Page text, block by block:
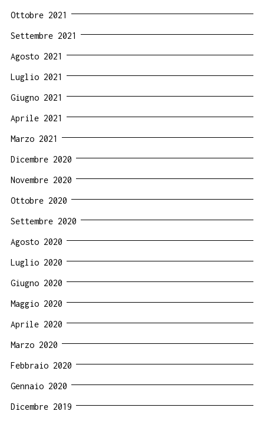
Ottobre 2021
Settembre 2021
Agosto 2021
Luglio 2021
Giugno 2021
Aprile 2021
Marzo 2021
Dicembre 2020
Novembre 2020
Ottobre 2020
Settembre 2020
Agosto 2020
Luglio 2020
Giugno 2020
Maggio 2020
Aprile 2020
Marzo 2020
Febbraio 2020
Gennaio 2020
Dicembre 2019